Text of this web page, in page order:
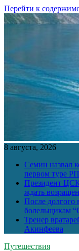
Перейти к
8 августа, 2026
Семин назвал
первом туре
Президент
ждать
После долгого
болельщикам
Тренер
Акинфеева
Путешествия